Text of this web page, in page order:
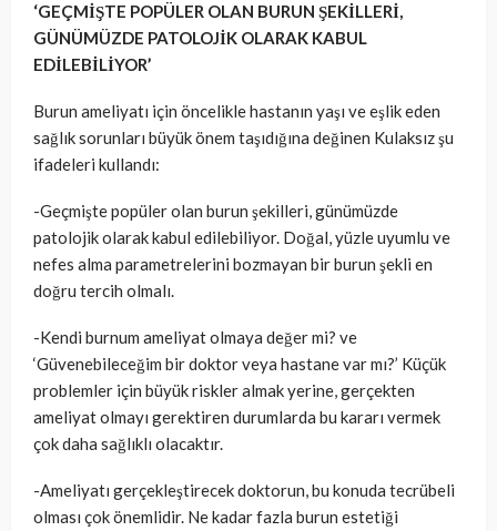
‘GEÇMİŞTE POPÜLER OLAN BURUN ŞEKİLLERİ,
GÜNÜMÜZDE PATOLOJİK OLARAK KABUL
EDİLEBİLİYOR’
Burun ameliyatı için öncelikle hastanın yaşı ve eşlik eden
sağlık sorunları büyük önem taşıdığına değinen Kulaksız şu
ifadeleri kullandı:
-Geçmişte popüler olan burun şekilleri, günümüzde
patolojik olarak kabul edilebiliyor. Doğal, yüzle uyumlu ve
nefes alma parametrelerini bozmayan bir burun şekli en
doğru tercih olmalı.
-Kendi burnum ameliyat olmaya değer mi? ve
‘Güvenebileceğim bir doktor veya hastane var mı?’ Küçük
problemler için büyük riskler almak yerine, gerçekten
ameliyat olmayı gerektiren durumlarda bu kararı vermek
çok daha sağlıklı olacaktır.
-Ameliyatı gerçekleştirecek doktorun, bu konuda tecrübeli
olması çok önemlidir. Ne kadar fazla burun estetiği